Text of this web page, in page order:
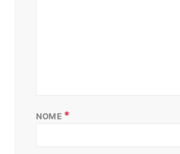
NOME *